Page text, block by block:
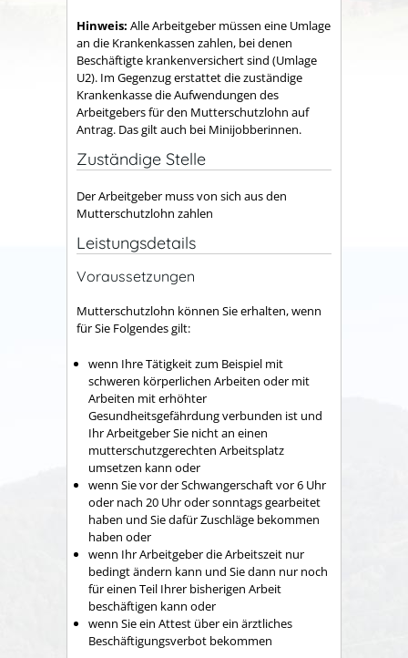
Hinweis: Alle Arbeitgeber müssen eine Umlage
an die Krankenkassen zahlen, bei denen
Beschäftigte krankenversichert sind (Umlage
U2). Im Gegenzug erstattet die zuständige
Krankenkasse die Aufwendungen des
Arbeitgebers für den Mutterschutzlohn auf
Antrag. Das gilt auch bei Minijobberinnen.
Zuständige Stelle
Der Arbeitgeber muss von sich aus den
Mutterschutzlohn zahlen
Leistungsdetails
Voraussetzungen
Mutterschutzlohn können Sie erhalten, wenn
für Sie Folgendes gilt:
wenn Ihre Tätigkeit zum Beispiel mit
schweren körperlichen Arbeiten oder mit
Arbeiten mit erhöhter
Gesundheitsgefährdung verbunden ist und
Ihr Arbeitgeber Sie nicht an einen
mutterschutzgerechten Arbeitsplatz
umsetzen kann oder
wenn Sie vor der Schwangerschaft vor 6 Uhr
oder nach 20 Uhr oder sonntags gearbeitet
haben und Sie dafür Zuschläge bekommen
haben oder
wenn Ihr Arbeitgeber die Arbeitszeit nur
bedingt ändern kann und Sie dann nur noch
für einen Teil Ihrer bisherigen Arbeit
beschäftigen kann oder
wenn Sie ein Attest über ein ärztliches
Beschäftigungsverbot bekommen